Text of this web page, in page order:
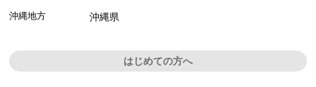
沖縄地方 沖縄県
はじめての方へ